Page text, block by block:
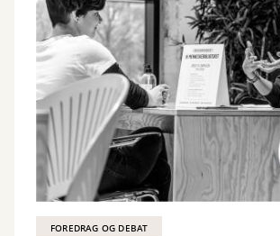
FOREDRAG OG DEBAT